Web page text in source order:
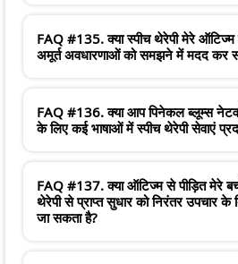
FAQ #135. क्या स्पीच थेरेपी मेरे ऑटिज्म
अमूर्त अवधारणाओं को समझने में मदद कर
FAQ #136. क्या आप पिनेकल ब्लूम्स
के लिए कई भाषाओं में स्पीच थेरेपी सेवाएं
FAQ #137. क्या ऑटिज्म से पीड़ित मेरे
थेरेपी से प्राप्त सुधार को निरंतर उपचार के
जा सकता है?